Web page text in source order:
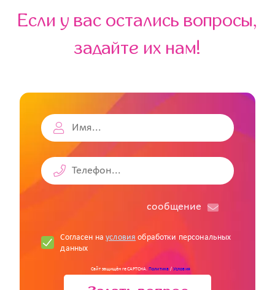
Если у вас остались вопросы,
задайте их нам!
cообщение
Согласен наусловия обработки персональных
данных
Сайт защищён reCAPTCHA. Политика/Условия